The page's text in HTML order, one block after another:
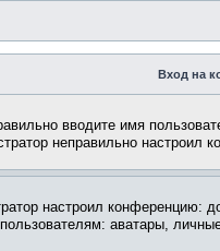
Вход на
вводите имя
неправильно
настроил
аватары,